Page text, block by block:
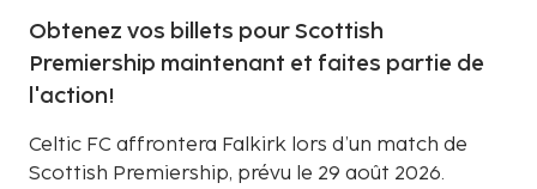
Obtenez vos billets pour Scottish
Premiership maintenant et faites partie de
l'action!
Celtic FC affrontera Falkirk lors d’un match de
Scottish Premiership, prévu le 29 août 2026.